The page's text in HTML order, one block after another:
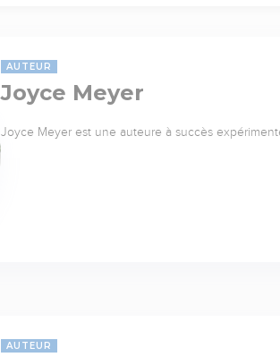
AUTEUR
Joyce Meyer
Joyce Meyer est une auteure à succès
AUTEUR